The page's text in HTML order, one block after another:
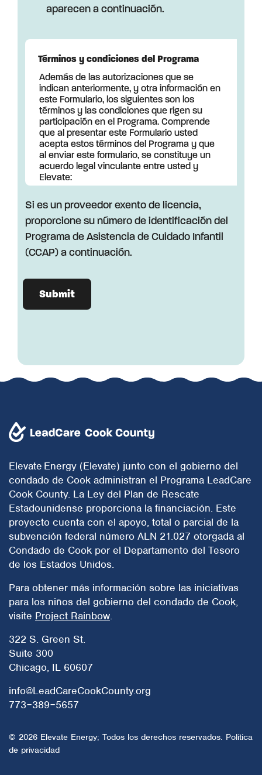
aparecen a continuación.
Términos y condiciones del Programa
Además de las autorizaciones que se
indican anteriormente, y otra información en
este Formulario, los siguientes son los
términos y las condiciones que rigen su
participación en el Programa. Comprende
que al presentar este Formulario usted
acepta estos términos del Programa y que
al enviar este formulario, se constituye un
acuerdo legal vinculante entre usted y
Elevate:
Tiene el derecho legal y la autoridad
para presentar este Formulario y
otorgar a Elevate y a los contratistas
del Programa los derechos que se
establecen en este Formulario
Tiene, al menos, 18 años de edad.
la idoneidad para participar en el
Programa es a absoluta discreción
de Elevate. Elevate cumple todas las
leyes aplicables incluidas, entre
la orientación sexual, la identidad de
género o el origen nacional.
adelantado sobre el trabajo del
garantizar que la Propiedad se
encuentra en condiciones higiénicas
y seguras y comprende que si
Elevate determina que no existen
condiciones higiénicas y seguras, no
se realizará un reemplazo.
Elevate puede compartir cualquier
información que usted nos
proporcione o que obtengamos
como resultado de su solicitud al
este, con terceros incluidos, entre
otros, el condado de Cook y el
Departamento de Salud Pública de
Illinois. Puede consultar nuestra
política de privacidad que contiene
más información sobre cómo
https://leadcareillinois.org/privacy-
Es posible que nos comuniquemos
con usted acerca de otros
programas en los que podría
dichas comunicaciones si sigue las
instrucciones para ello que
Si es un proveedor exento de licencia,
proporcione su número de identificación del
Programa de Asistencia de Cuidado Infantil
(CCAP) a continuación.
Elevate Energy (Elevate) junto con el gobierno del
condado de Cook administran el Programa LeadCare
Cook County. La Ley del Plan de Rescate
Estadounidense proporciona la financiación. Este
proyecto cuenta con el apoyo, total o parcial de la
subvención federal número ALN 21.027 otorgada al
Condado de Cook por el Departamento del Tesoro
de los Estados Unidos.
Para obtener más información sobre las iniciativas
para los niños del gobierno del condado de Cook,
visite Project Rainbow.
322 S. Green St.
Suite 300
Chicago, IL 60607
info@LeadCareCookCounty.org
773‒389‒5657
© 2026 Elevate Energy; Todos los derechos reservados. Política
de privacidad